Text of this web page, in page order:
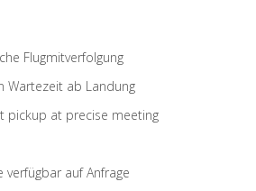
Flugmitverfolgung
Wartezeit ab Landung
pickup at precise meeting
verfügbar auf Anfrage